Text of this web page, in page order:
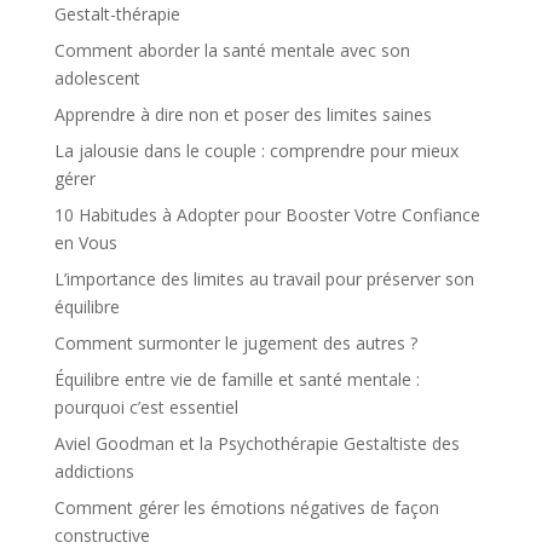
Gestalt-thérapie
Comment aborder la santé mentale avec son
adolescent
Apprendre à dire non et poser des limites saines
La jalousie dans le couple : comprendre pour mieux
gérer
10 Habitudes à Adopter pour Booster Votre Confiance
en Vous
L’importance des limites au travail pour préserver son
équilibre
Comment surmonter le jugement des autres ?
Équilibre entre vie de famille et santé mentale :
pourquoi c’est essentiel
Aviel Goodman et la Psychothérapie Gestaltiste des
addictions
Comment gérer les émotions négatives de façon
constructive